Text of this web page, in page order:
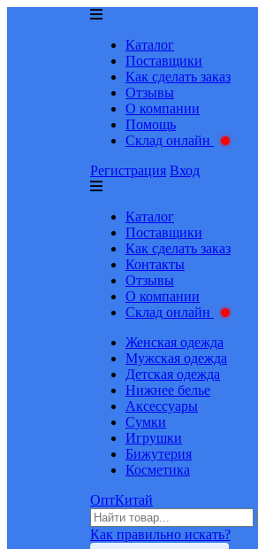
Каталог
Поставщики
Как сделать заказ
Отзывы
О компании
Помощь
Склад онлайн
Регистрация Вход
Каталог
Поставщики
Как сделать заказ
Контакты
Отзывы
О компании
Склад онлайн
Женская одежда
Мужская одежда
Детская одежда
Нижнее белье
Аксессуары
Сумки
Игрушки
Бижутерия
Косметика
ОптКитай
Как правильно искать?